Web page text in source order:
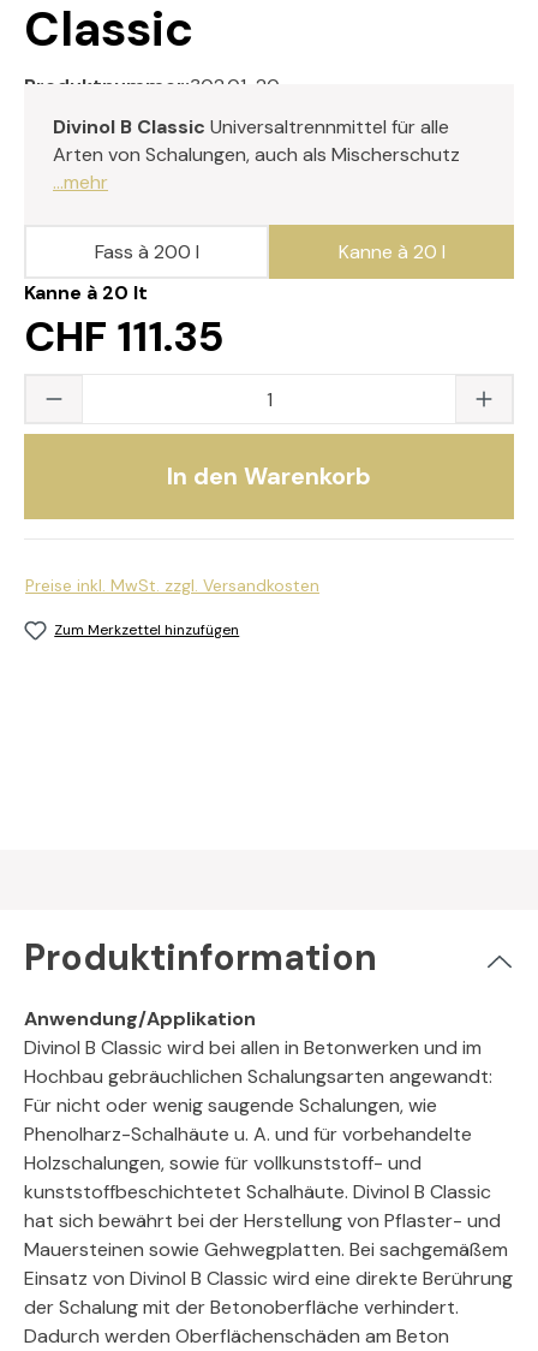
Classic
Produktnummer:302.01-20
Divinol B Classic Universaltrennmittel für alle
Arten von Schalungen, auch als Mischerschutz
...mehr
Kanne à 20 lt
CHF 111.35
Fass à 200 l Kanne à 20 l
Produkt Anzahl: Gib den gewünschten
In den Warenkorb
Preise inkl. MwSt. zzgl. Versandkosten
Zum Merkzettel hinzufügen
Produktinformation
Anwendung/Applikation
Divinol B Classic wird bei allen in Betonwerken und im
Hochbau gebräuchlichen Schalungsarten angewandt:
Für nicht oder wenig saugende Schalungen, wie
Phenolharz-Schalhäute u. A. und für vorbehandelte
Holzschalungen, sowie für vollkunststoff- und
kunststoffbeschichtetet Schalhäute. Divinol B Classic
hat sich bewährt bei der Herstellung von Pflaster- und
Mauersteinen sowie Gehwegplatten. Bei sachgemäßem
Einsatz von Divinol B Classic wird eine direkte Berührung
der Schalung mit der Betonoberfläche verhindert.
Dadurch werden Oberflächenschäden am Beton